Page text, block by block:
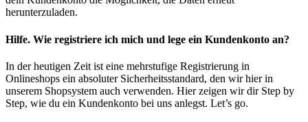
herunterzuladen.
Hilfe. Wie registriere ich mich und lege ein Kundenkonto an?
In der heutigen Zeit ist eine mehrstufige Registrierung in
Onlineshops ein absoluter Sicherheitsstandard, den wir hier in
unserem Shopsystem auch verwenden. Hier zeigen wir dir Step by
Step, wie du ein Kundenkonto bei uns anlegst. Let’s go.